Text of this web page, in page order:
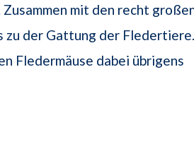
mit den recht
zu der Gattung der Fledertiere.
Fledermäuse dabei übrigens